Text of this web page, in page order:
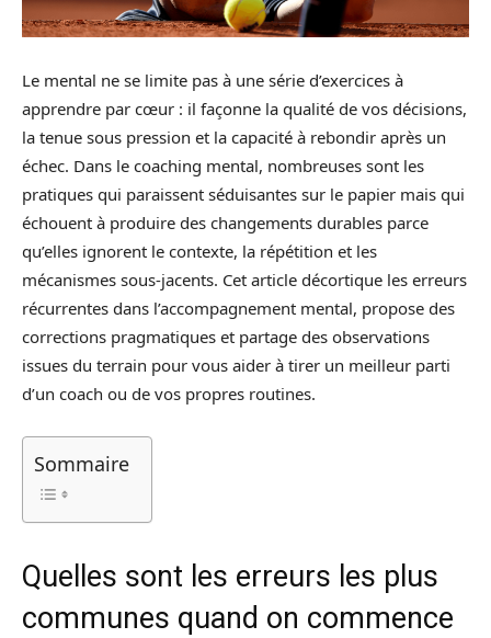
Le mental ne se limite pas à une série d’exercices à
apprendre par cœur : il façonne la qualité de vos décisions,
la tenue sous pression et la capacité à rebondir après un
échec. Dans le coaching mental, nombreuses sont les
pratiques qui paraissent séduisantes sur le papier mais qui
échouent à produire des changements durables parce
qu’elles ignorent le contexte, la répétition et les
mécanismes sous-jacents. Cet article décortique les erreurs
récurrentes dans l’accompagnement mental, propose des
corrections pragmatiques et partage des observations
issues du terrain pour vous aider à tirer un meilleur parti
d’un coach ou de vos propres routines.
Sommaire
Quelles sont les erreurs les plus
communes quand on commence